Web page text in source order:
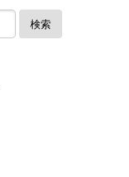
検索